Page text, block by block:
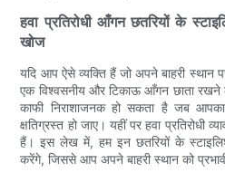
हवा प्रतिरोधी आँगन छतरियों के
खोज
यदि आप ऐसे व्यक्ति हैं जो अपने बाहरी स्थान
एक विश्वसनीय और टिकाऊ आँगन छाता
काफी निराशाजनक हो सकता है जब
क्षतिग्रस्त हो जाए। यहीं पर हवा प्रतिरोधी
हैं। इस लेख में, हम इन छतरियों के
करेंगे, जिससे आप अपने बाहरी स्थान को